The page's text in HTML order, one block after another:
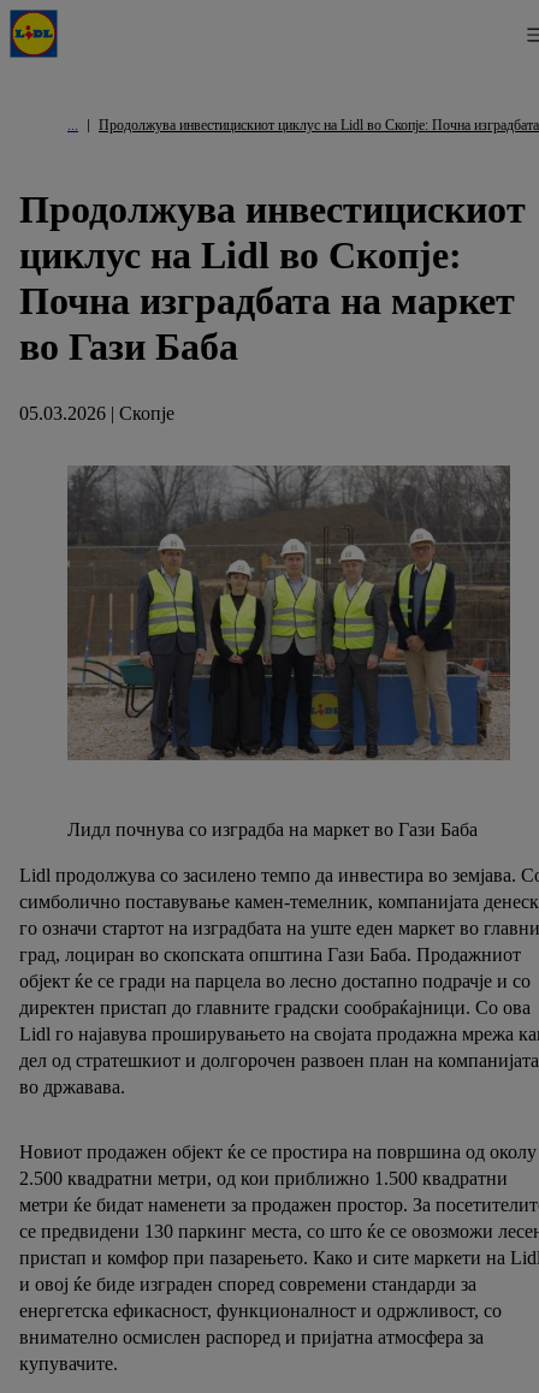
Продолжува инвестицискиот циклус на Lidl во Скопје: Почна
Продолжува инвестицискиот
циклус на Lidl во Скопје:
Почна изградбата на маркет
во Гази Баба
05.03.2026 | Скопје
Лидл почнува со изградба на маркет во Гази Баба
Lidl продолжува со засилено темпо да инвестира во земјава.
симболично поставување камен-темелник, компанијата
го означи стартот на изградбата на уште еден маркет во
град, лоциран во скопската општина Гази Баба. Продажниот
објект ќе се гради на парцела во лесно достапно подрачје и со
директен пристап до главните градски сообраќајници. Со ова
Lidl го најавува проширувањето на својата продажна мрежа
дел од стратешкиот и долгорочен развоен план на компанијата
во државава.
Новиот продажен објект ќе се простира на површина од околу
2.500 квадратни метри, од кои приближно 1.500 квадратни
метри ќе бидат наменети за продажен простор. За
се предвидени 130 паркинг места, со што ќе се овозможи
пристап и комфор при пазарењето. Како и сите маркети на
и овој ќе биде изграден според современи стандарди за
енергетска ефикасност, функционалност и одржливост, со
внимателно осмислен распоред и пријатна атмосфера за
купувачите.